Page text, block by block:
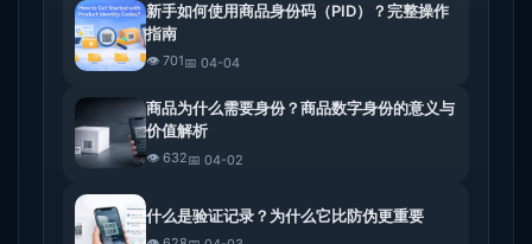
新手如何使用商品身份码（PID）？完整操作
指南
👁️ 701📅 04-04
商品为什么需要身份？商品数字身份的意义与
价值解析
👁️ 632📅 04-02
什么是验证记录？为什么它比防伪更重要